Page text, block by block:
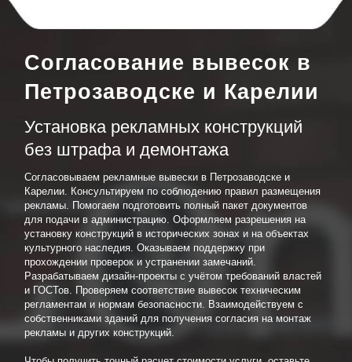
Согласование вывесок в
Петрозаводске и Карелии
Установка рекламных конструкций
без штрафа и демонтажа
Согласовываем рекламные вывески в Петрозаводске и
Карелии. Консультируем по соблюдению правил размещения
рекламы. Помогаем подготовить полный пакет документов
для подачи в администрацию. Оформляем разрешения на
установку конструкций в исторических зонах и на объектах
культурного наследия. Оказываем поддержку при
прохождении проверок и устранении замечаний.
Разрабатываем дизайн-проекты с учётом требований властей
и ГОСТов. Проверяем соответствие вывесок техническим
регламентам и нормам безопасности. Взаимодействуем с
собственниками зданий для получения согласия на монтаж
рекламы и других конструкций.